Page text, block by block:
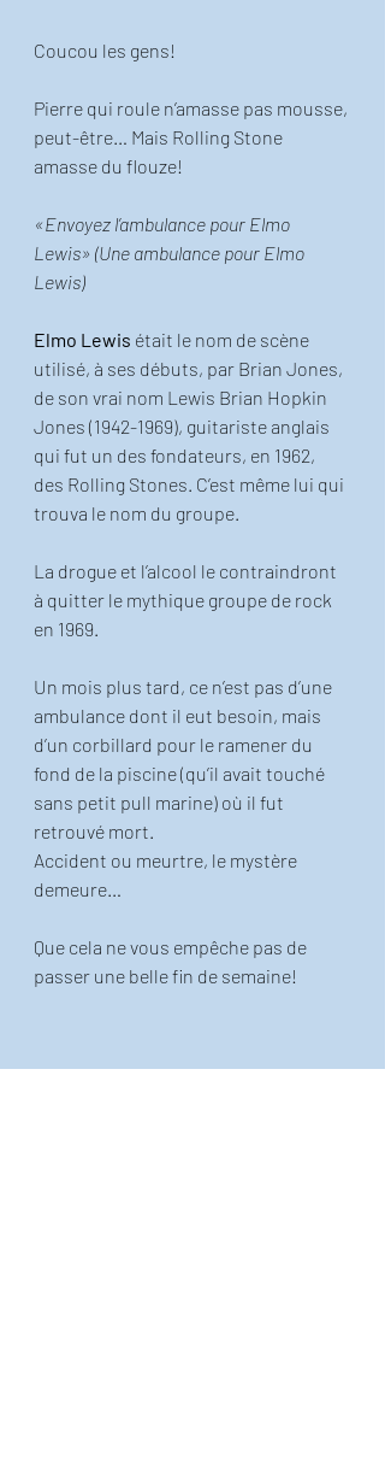
Coucou les gens!
Pierre qui roule n’amasse pas mousse,
peut-être… Mais Rolling Stone
amasse du flouze!
«Envoyez l’ambulance pour Elmo
Lewis» (Une ambulance pour Elmo
Lewis)
Elmo Lewis était le nom de scène
utilisé, à ses débuts, par Brian Jones,
de son vrai nom Lewis Brian Hopkin
Jones (1942-1969), guitariste anglais
qui fut un des fondateurs, en 1962,
des Rolling Stones. C’est même lui qui
trouva le nom du groupe.
La drogue et l’alcool le contraindront
à quitter le mythique groupe de rock
en 1969.
Un mois plus tard, ce n’est pas d’une
ambulance dont il eut besoin, mais
d’un corbillard pour le ramener du
fond de la piscine (qu’il avait touché
sans petit pull marine) où il fut
retrouvé mort.
Accident ou meurtre, le mystère
demeure…
Que cela ne vous empêche pas de
passer une belle fin de semaine!